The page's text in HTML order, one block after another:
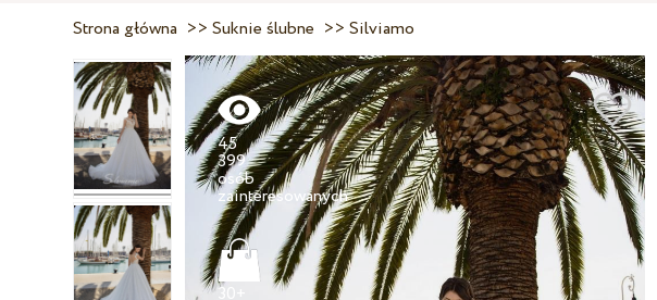
Strona główna >>Suknie ślubne >>Silviamo
45
399
osób
zainteresowanych
30+